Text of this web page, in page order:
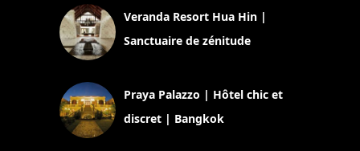
Veranda Resort Hua Hin |
Sanctuaire de zénitude
Praya Palazzo | Hôtel chic et
discret | Bangkok